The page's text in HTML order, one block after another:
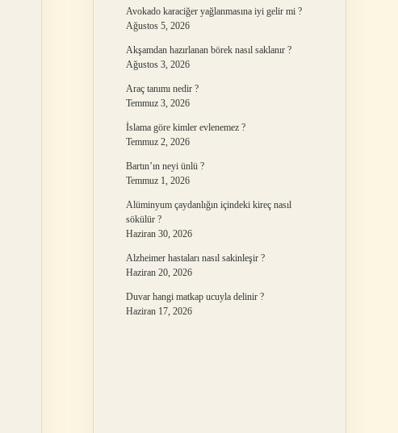
Avokado karaciğer yağlanmasına iyi gelir mi ?
Ağustos 5, 2026
Akşamdan hazırlanan börek nasıl saklanır ?
Ağustos 3, 2026
Araç tanımı nedir ?
Temmuz 3, 2026
İslama göre kimler evlenemez ?
Temmuz 2, 2026
Bartın’ın neyi ünlü ?
Temmuz 1, 2026
Alüminyum çaydanlığın içindeki kireç nasıl
sökülür ?
Haziran 30, 2026
Alzheimer hastaları nasıl sakinleşir ?
Haziran 20, 2026
Duvar hangi matkap ucuyla delinir ?
Haziran 17, 2026